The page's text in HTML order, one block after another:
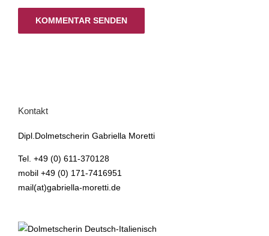
Kontakt
Dipl.Dolmetscherin Gabriella Moretti
Tel. +49 (0) 611-370128
mobil +49 (0) 171-7416951
mail(at)gabriella-moretti.de